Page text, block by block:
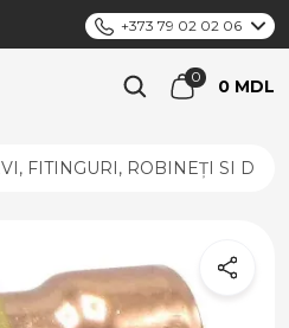
+373 79 02 02 06
0 MDL
FITINGURI, ROBINEȚI SI